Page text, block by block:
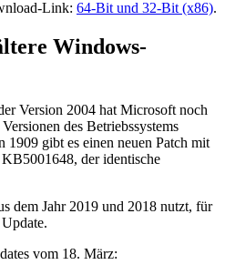
Link: 64-Bit und 32-Bit (x86).
Windows-
Version 2004 hat Microsoft noch
des Betriebssystems
1909 gibt es einen neuen Patch mit
der identische
dem Jahr 2019 und 2018 nutzt, für
vom 18. März: